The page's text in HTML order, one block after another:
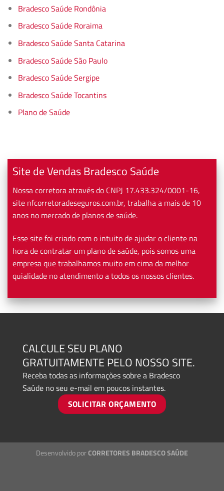
Bradesco Saúde Rondônia
Bradesco Saúde Roraima
Bradesco Saúde Santa Catarina
Bradesco Saúde São Paulo
Bradesco Saúde Sergipe
Bradesco Saúde Tocantins
Plano de Saúde
Site de Vendas Bradesco Saúde
Nossa corretora através do CNPJ 17.433.324/0001-16,
site nfcorretoradeseguros.com.br, trabalha a mais de 10
anos no mercado de planos de saúde.
Esse site foi criado com o intuito de ajudar o cliente na
hora de contratar um plano de saúde, pois somos uma
empresa que trabalhamos muito em cima da melhor
quialidade no atendimento a todos os nossos clientes.
CALCULE SEU PLANO
GRATUITAMENTE PELO NOSSO SITE.
Receba todas as informações sobre a Bradesco
Saúde no seu e-mail em poucos instantes.
SOLICITAR ORÇAMENTO
Desenvolvido porCORRETORES BRADESCO SAÚDE